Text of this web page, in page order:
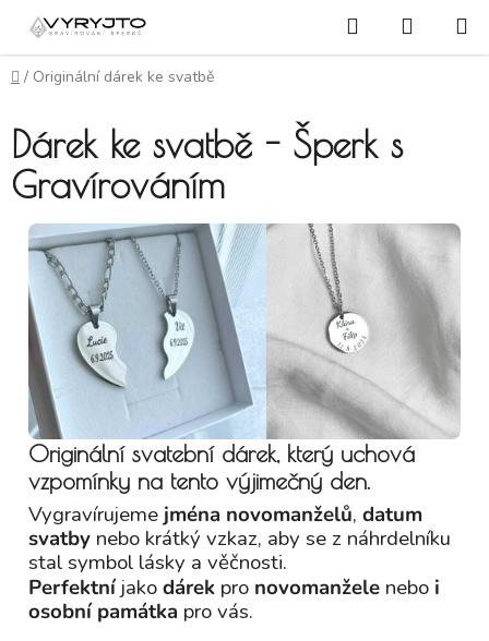
Přejít na obsah Hledat
Domů
/ Originální dárek ke svatbě
Dárek ke svatbě - Šperk s
Gravírováním
Originální svatební dárek, který uchová
vzpomínky na tento výjimečný den.
Vygravírujeme jména novomanželů, datum
svatby nebo krátký vzkaz, aby se z náhrdelníku
stal symbol lásky a věčnosti.
Perfektníjakodárek pro novomanžele nebo i
osobní památka pro vás.